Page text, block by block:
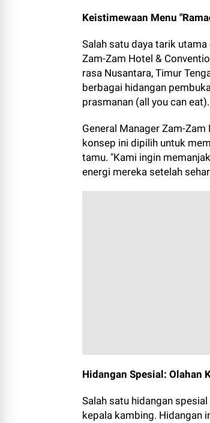
Keistimewaan Menu
Salah satu daya tarik
Zam-Zam Hotel &
rasa Nusantara, Timur
berbagai hidangan
prasmanan (all you can eat).
General Manager Zam-
konsep ini dipilih untuk
tamu. "Kami ingin
energi mereka setelah
Hidangan Spesial: Olahan
Salah satu hidangan
kepala kambing. Hidangan